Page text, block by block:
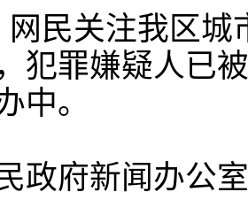
网民关注我区
犯罪嫌疑人已
中。
政府新闻办公室